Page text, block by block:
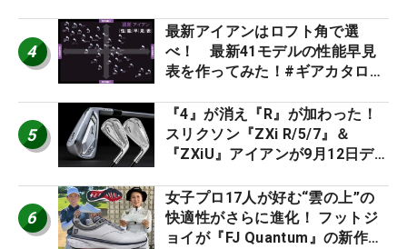
ー』 #女子プロセッティング
4
最新アイアンはロフト角で選
べ！ 最新41モデルの性能早見
表を作ってみた！#ギアカタログ
5
『4』が消え『R』が加わった！
スリクソン『ZXi R/5/7』＆
『ZXiU』アイアンが9月12日デ
6
女子プロ17人が好む“雲の上”の
快適性がさらに進化！ フットジ
ョイが『FJ Quantum』の新作を